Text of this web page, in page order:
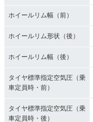
ホイールリム幅（前）
ホイールリム形状（後）
ホイールリム幅（後）
タイヤ標準指定空気圧（乗
車定員時・前）
タイヤ標準指定空気圧（乗
車定員時・後）